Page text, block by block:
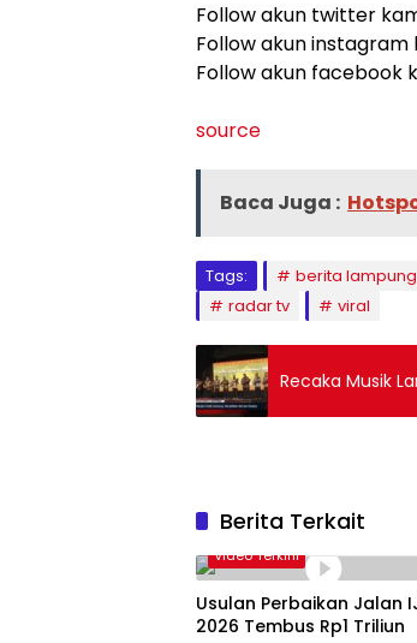
Follow akun twitter
Follow akun
Follow akun facebook
source
Baca Juga :
Tags: berita lampung
radar tv
viral
Recaka Musik
Berita Terkait
Video Terkini
Usulan Perbaikan Jalan
2026 Tembus Rp1 Triliun